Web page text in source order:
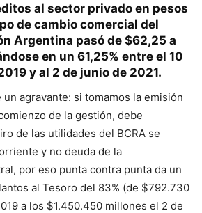
al sector privado en pesos
de cambio comercial del
Argentina pasó de $62,25 a
en un 61,25% entre el 10
y al 2 de junio de 2021.
un agravante: si tomamos la emisión
de la gestión, debe
de las utilidades del BCRA se
y no deuda de la
por eso punta contra punta da un
al Tesoro del 83% (de $792.730
a los $1.450.450 millones el 2 de